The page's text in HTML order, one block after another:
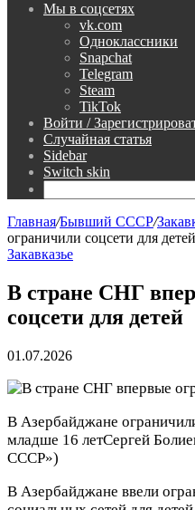
Мы в соцсетях
vk.com
Одноклассники
Snapchat
Telegram
Steam
TikTok
Войти /
Случайная статья
Sidebar
Switch skin
Главная/Бывший СССР/
ограничили соцсети для детей
Закавказье
В стране СНГ
соцсети для детей
01.07.2026
В Азербайджане
младше 16 летСергей
СССР»)
В Азербайджане ввели